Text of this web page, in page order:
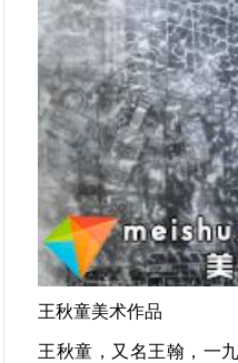
王秋童美术作品
王秋童，又名王翰，一